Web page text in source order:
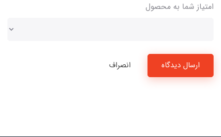
امتیاز شما به محصول
ارسال دیدگاه انصراف